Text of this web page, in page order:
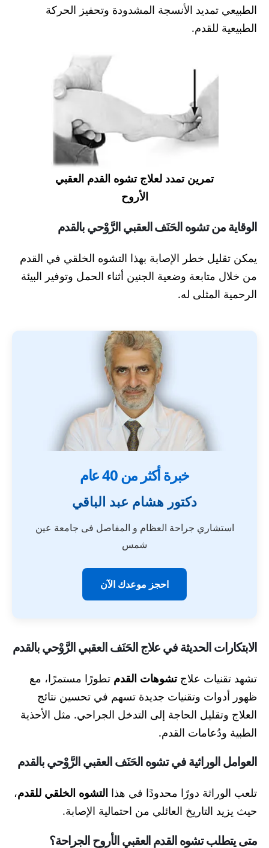
الطبيعي تمديد الأنسجة المشدودة وتحفيز الحركة
الطبيعية للقدم.
تمرين تمدد لعلاج تشوه القدم العقبي
الأروح
الوقاية من تشوه الحَنَف العقبي الرَّوْحي بالقدم
يمكن تقليل خطر الإصابة بهذا التشوه الخلقي في القدم
من خلال متابعة وضعية الجنين أثناء الحمل وتوفير البيئة
الرحمية المثلى له.
خبرة أكثر من 40 عام
دكتور هشام عبد الباقي
استشاري جراحة العظام و المفاصل فى جامعة عين
شمس
احجز موعدك الآن
الابتكارات الحديثة في علاج الحَنَف العقبي الرَّوْحي بالقدم
تشهد تقنيات علاجتشوهات القدم تطورًا مستمرًا، مع
ظهور أدوات وتقنيات جديدة تسهم في تحسين نتائج
العلاج وتقليل الحاجة إلى التدخل الجراحي. مثل الأحذية
الطبية ودُعامات القدم.
العوامل الوراثية في تشوه الحَنَف العقبي الرَّوْحي بالقدم
تلعب الوراثة دورًا محدودًا في هذا التشوه الخلقي للقدم،
حيث يزيد التاريخ العائلي من احتمالية الإصابة.
متى يتطلب تشوه القدم العقبي الأروح الجراحة؟